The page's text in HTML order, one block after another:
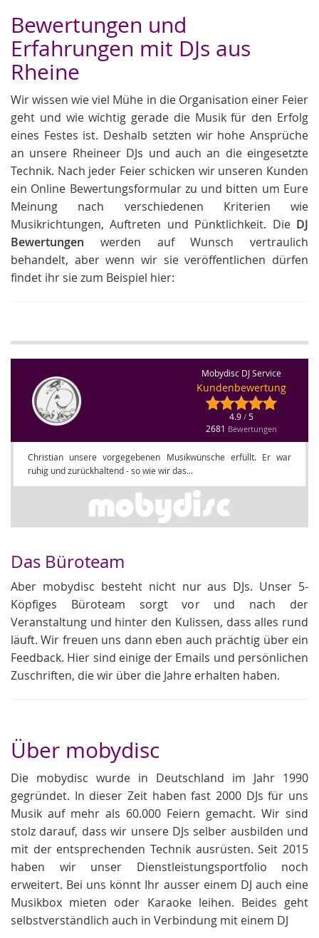
Bewertungen und
Erfahrungen mit DJs aus
Rheine
Wir wissen wie viel Mühe in die Organisation einer Feier
geht und wie wichtig gerade die Musik für den Erfolg
eines Festes ist. Deshalb setzten wir hohe Ansprüche
an unsere Rheineer DJs und auch an die eingesetzte
Technik. Nach jeder Feier schicken wir unseren Kunden
ein Online Bewertungsformular zu und bitten um Eure
Meinung nach verschiedenen Kriterien wie
Musikrichtungen, Auftreten und Pünktlichkeit. Die DJ
Bewertungen werden auf Wunsch vertraulich
behandelt, aber wenn wir sie veröffentlichen dürfen
findet ihr sie zum Beispiel hier:
Mobydisc DJ Service
Kundenbewertung
4.9 / 5
2681 Bewertungen
Christian unsere vorgegebenen Musikwünsche erfüllt. Er war
ruhig und zurückhaltend - so wie wir das...
Das Büroteam
Aber mobydisc besteht nicht nur aus DJs. Unser 5-
Köpfiges Büroteam sorgt vor und nach der
Veranstaltung und hinter den Kulissen, dass alles rund
läuft. Wir freuen uns dann eben auch prächtig über ein
Feedback. Hier sind einige der Emails und persönlichen
Zuschriften, die wir über die Jahre erhalten haben.
Über mobydisc
Die mobydisc wurde in Deutschland im Jahr 1990
gegründet. In dieser Zeit haben fast 2000 DJs für uns
Musik auf mehr als 60.000 Feiern gemacht. Wir sind
stolz darauf, dass wir unsere DJs selber ausbilden und
mit der entsprechenden Technik ausrüsten. Seit 2015
haben wir unser Dienstleistungsportfolio noch
erweitert. Bei uns könnt Ihr ausser einem DJ auch eine
Musikbox mieten oder Karaoke leihen. Beides geht
selbstverständlich auch in Verbindung mit einem DJ